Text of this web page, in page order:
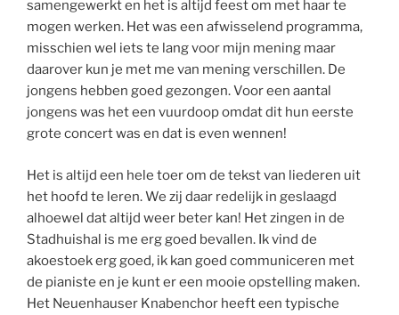
samengewerkt en het is altijd feest om met haar te
mogen werken. Het was een afwisselend programma,
misschien wel iets te lang voor mijn mening maar
daarover kun je met me van mening verschillen. De
jongens hebben goed gezongen. Voor een aantal
jongens was het een vuurdoop omdat dit hun eerste
grote concert was en dat is even wennen!
Het is altijd een hele toer om de tekst van liederen uit
het hoofd te leren. We zij daar redelijk in geslaagd
alhoewel dat altijd weer beter kan! Het zingen in de
Stadhuishal is me erg goed bevallen. Ik vind de
akoestoek erg goed, ik kan goed communiceren met
de pianiste en je kunt er een mooie opstelling maken.
Het Neuenhauser Knabenchor heeft een typische